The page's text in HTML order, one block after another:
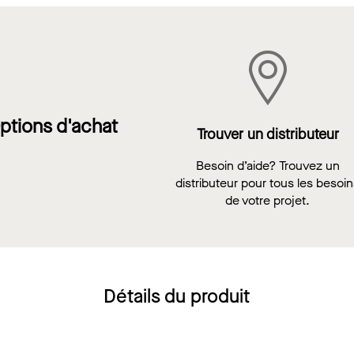
d'achat Trouver un distributeur
Besoin d’aide? Trouvez un
distributeur pour tous les
de votre projet.
Détails du produit